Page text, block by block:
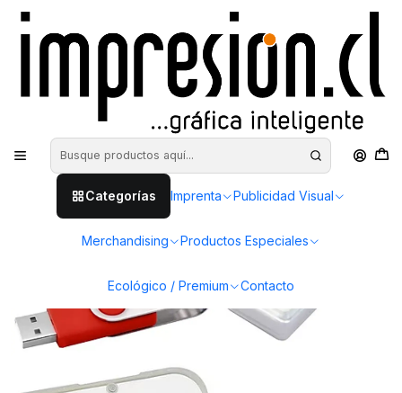
Categorías Imprenta Publicidad Visual
Merchandising Productos Especiales
Ecológico / Premium Contacto